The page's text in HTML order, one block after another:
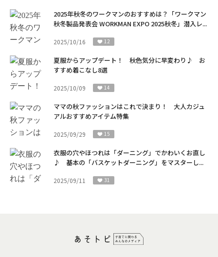
2025年秋冬のワークマンのおすすめは？「ワークマン
秋冬製品発表会 WORKMAN EXPO 2025秋冬」潜入レ...
2025/10/16 12
夏服からアップデート！ 秋色気分に早変わり♪ お
すすめ着こなし8選
2025/10/09 14
ママの秋ファッションはこれで決まり！ 大人カジュ
アルおすすめアイテム特集
2025/09/29 15
衣服の穴やほつれは「ダーニング」でかわいくお直し
♪ 基本の「バスケットダーニング」をマスターし...
2025/09/11 31